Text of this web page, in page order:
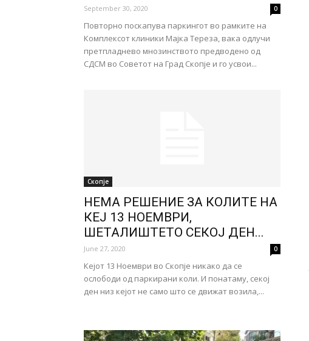
September 30, 2020 0
Повторно поскапува паркингот во рамките на
Комплексот клиники Мајка Тереза, вака одлучи
претпладнево мнозинството предводено од
СДСМ во Советот на Град Скопје и го усвои...
Скопје
НЕМА РЕШЕНИЕ ЗА КОЛИТЕ НА
КЕЈ 13 НОЕМВРИ,
ШЕТАЛИШТЕТО СЕКОЈ ДЕН...
June 27, 2020 0
Кејот 13 Ноември во Скопје никако да се
ослободи од паркирани коли. И понатаму, секој
ден низ кејот не само што се движат возила,...